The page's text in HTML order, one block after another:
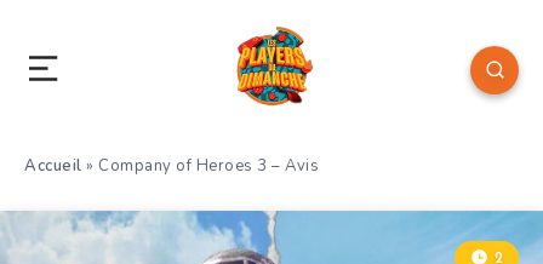
Accueil » Company of Heroes 3 – Avis
2